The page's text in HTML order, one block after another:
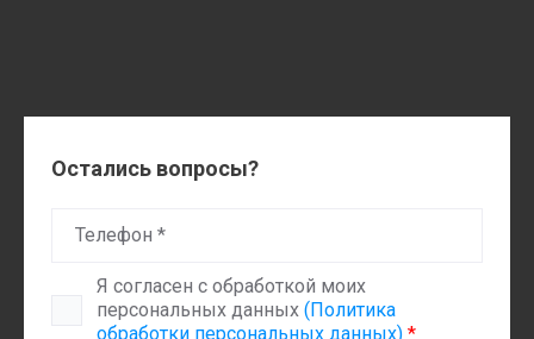
Остались вопросы?
Я согласен с обработкой моих
персональных данных (Политика
обработки персональных данных) *